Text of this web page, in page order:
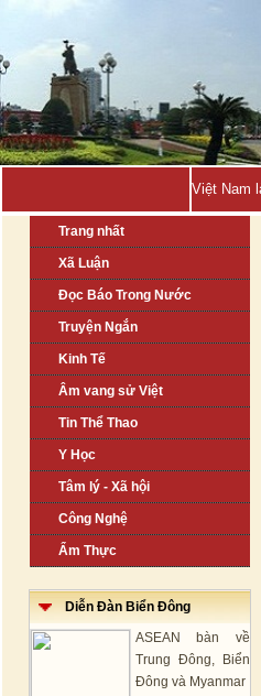
EU phạt
Trang nhất
Xã Luận
Đọc Báo Trong Nước
Truyện Ngắn
Kinh Tế
Âm vang sử Việt
Tin Thể Thao
Y Học
Tâm lý - Xã hội
Công Nghệ
Ẩm Thực
Diễn Đàn Biển Đông
ASEAN bàn về
Trung Đông, Biển
Đông và Myanmar